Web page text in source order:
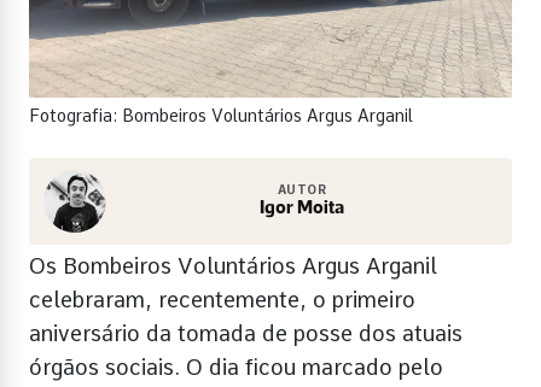
Fotografia: Bombeiros Voluntários Argus Arganil
AUTOR
Igor Moita
Os Bombeiros Voluntários Argus Arganil
celebraram, recentemente, o primeiro
aniversário da tomada de posse dos atuais
órgãos sociais. O dia ficou marcado pelo